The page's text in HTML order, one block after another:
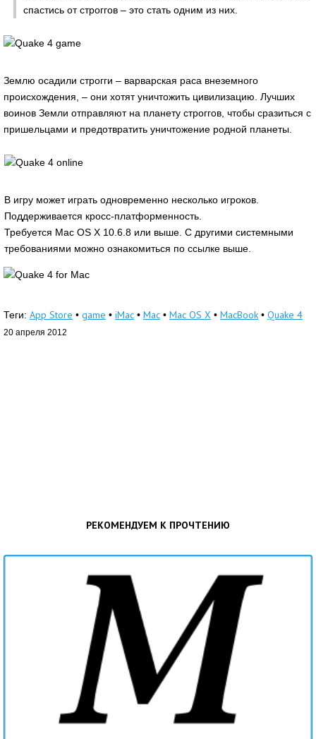
спастись от строггов – это стать одним из них.
Землю осадили строгги – варварская раса внеземного
происхождения, – они хотят уничтожить цивилизацию. Лучших
воинов Земли отправляют на планету строггов, чтобы сразиться с
пришельцами и предотвратить уничтожение родной планеты.
В игру может играть одновременно несколько игроков.
Поддерживается кросс-платформенность.
Требуется Mac OS X 10.6.8 или выше. С другими системными
требованиями можно ознакомиться по ссылке выше.
Теги: App Store • game • iMac • Mac • Mac OS X • MacBook • Quake 4
20 апреля 2012
РЕКОМЕНДУЕМ К ПРОЧТЕНИЮ